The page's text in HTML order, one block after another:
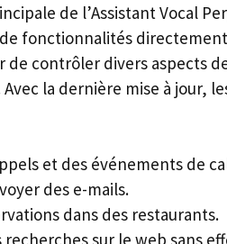
de l’Assistant Vocal
fonctionnalités
de contrôler divers aspects
la dernière mise à jour,
et des événements de
des e-mails.
dans des restaurants.
recherches sur le web sans